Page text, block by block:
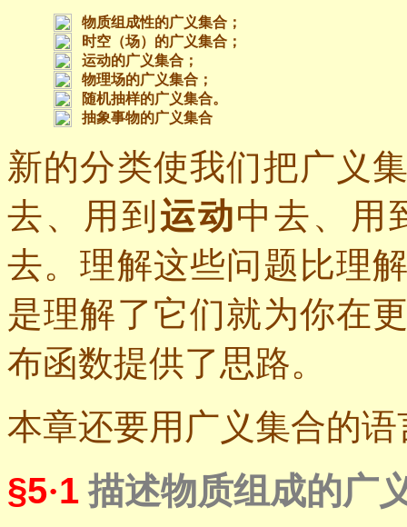
物质组成性的广义集合；
时空（场）的广义集合；
运动的广义集合；
物理场的广义集合；
随机抽样的广义集合。
抽象事物的广义集合
新的分类使我们把广义
去、用到 运动中去、用
去。理解这些问题比理
是理解了它们就为你在
布函数提供了思路。
本章还要用广义集合的
§5·1 描述物质组成的广